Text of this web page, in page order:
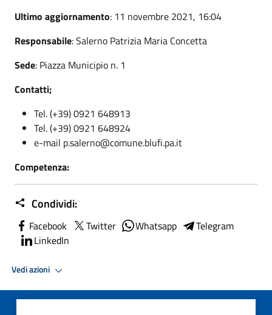
Ultimo aggiornamento: 11 novembre 2021, 16:04
Responsabile: Salerno Patrizia Maria Concetta
Sede: Piazza Municipio n. 1
Contatti;
Tel. (+39) 0921 648913
Tel. (+39) 0921 648924
e-mail p.salerno@comune.blufi.pa.it
Competenza:
Condividi:
Facebook Twitter Whatsapp
Telegram
LinkedIn
Vedi azioni